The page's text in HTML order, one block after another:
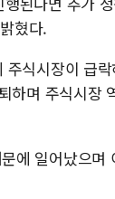
혔다.
식시장이 급
하며 주식시장
에 일어났으며